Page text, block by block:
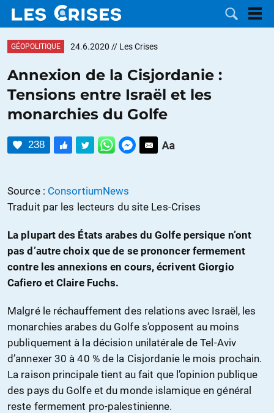
DOSSIERS
CATÉGORIES
NOUS
DON
GÉOPOLITIQUE 24.6.2020 // Les Crises
Annexion de la Cisjordanie :
Tensions entre Israël et les
monarchies du Golfe
238
Source : ConsortiumNews
Traduit par les lecteurs du site Les-Crises
La plupart des États arabes du Golfe persique n’ont
pas d’autre choix que de se prononcer fermement
contre les annexions en cours, écrivent Giorgio
Cafiero et Claire Fuchs.
Malgré le réchauffement des relations avec Israël, les
monarchies arabes du Golfe s’opposent au moins
publiquement à la décision unilatérale de Tel-Aviv
d’annexer 30 à 40 % de la Cisjordanie le mois prochain.
La raison principale tient au fait que l’opinion publique
des pays du Golfe et du monde islamique en général
reste fermement pro-palestinienne.